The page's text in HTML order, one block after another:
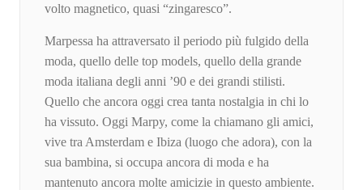
volto magnetico, quasi “zingaresco”.
Marpessa ha attraversato il periodo più fulgido della
moda, quello delle top models, quello della grande
moda italiana degli anni ’90 e dei grandi stilisti.
Quello che ancora oggi crea tanta nostalgia in chi lo
ha vissuto. Oggi Marpy, come la chiamano gli amici,
vive tra Amsterdam e Ibiza (luogo che adora), con la
sua bambina, si occupa ancora di moda e ha
mantenuto ancora molte amicizie in questo ambiente.